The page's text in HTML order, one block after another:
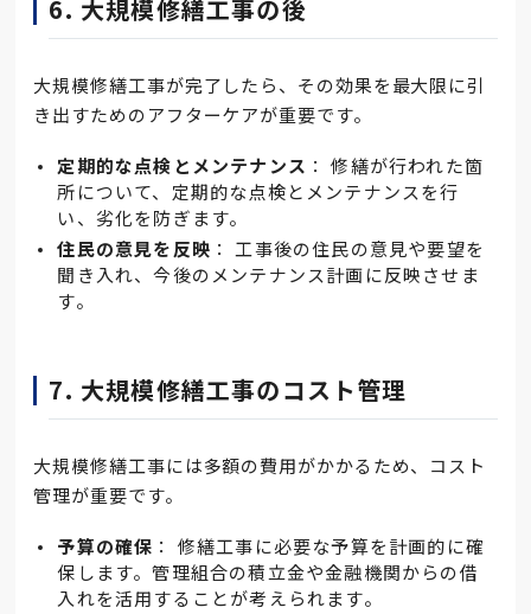
6. 大規模修繕工事の後
大規模修繕工事が完了したら、その効果を最大限に引
き出すためのアフターケアが重要です。
定期的な点検とメンテナンス ： 修繕が行われた箇
所について、定期的な点検とメンテナンスを行
い、劣化を防ぎます。
住民の意見を反映 ： 工事後の住民の意見や要望を
聞き入れ、今後のメンテナンス計画に反映させま
す。
7. 大規模修繕工事のコスト管理
大規模修繕工事には多額の費用がかかるため、コスト
管理が重要です。
予算の確保 ： 修繕工事に必要な予算を計画的に確
保します。管理組合の積立金や金融機関からの借
入れを活用することが考えられます。